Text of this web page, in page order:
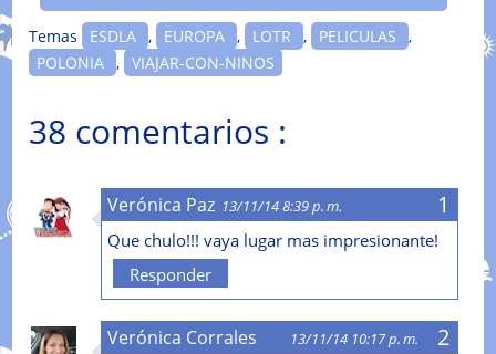
Temas ESDLA , EUROPA , LOTR , PELICULAS
,
POLONIA , VIAJAR-CON-NINOS
38 comentarios :
Verónica Paz 13/11/14 8:39 p. m.
Que chulo!!! vaya lugar mas impresionante!
Responder
Verónica Corrales 13/11/14 10:17 p. m.